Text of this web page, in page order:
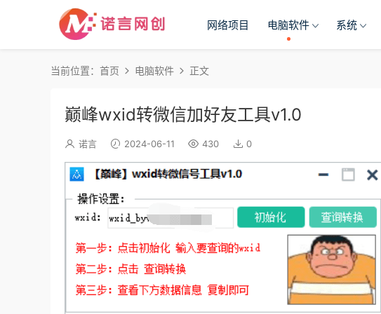
网络项目 电脑软件 系统
当前位置： 首页 电脑软件 正文
巅峰wxid转微信加好友工具v1.0
诺言 2024-06-11 430 0